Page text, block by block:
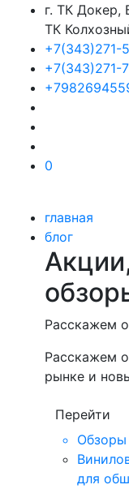
г. ТК Докер,
ТК
+7(343)271-
+7(343)271-
0
главная
блог
Расскажем
Расскажем
рынке и
Перейти
Обзоры
для